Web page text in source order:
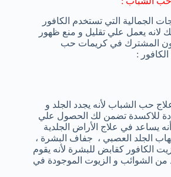
الجمالية التي تستخدم الكافور
يعمل علي تقليل و منع ظهور
المشترك في كريمات حب
:
حب الشباب لأنه يجدد الجلد و
للاكسدة تضمن لك الحصول علي
يساعد في علاج الأراض الجلدية
الجلد العصبي ، جفاف البشرة ،
الكافور كقابض للبشرة لأنه يقوم
من الشوائب و الزيوت الموجودة في